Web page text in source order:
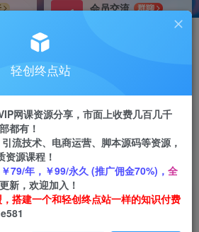
会员交流
群聊
正文
理解数据课：摒弃学习时间，
题（31节）
轻创终点站
网课资源分享，市面上收费几百几千
都有！
流技术、电商运营、脚本源码等资源，
源课程！
￥79/年，￥99/永久 (推广佣金70%)， 全
新，欢迎加入！
搭建一个和轻创终点站一样的知识付费